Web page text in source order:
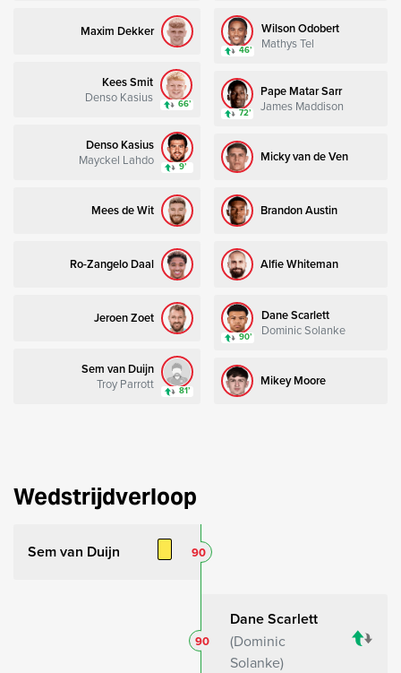
Maxim Dekker
Kees Smit
Denso Kasius 66’
Denso Kasius
Mayckel Lahdo 9’
Mees de Wit
Ro-Zangelo Daal
Jeroen Zoet
Sem van Duijn
Troy Parrott 81’
Wilson Odobert
Mathys Tel
46’
Pape Matar Sarr
James Maddison
72’
Micky van de Ven
Brandon Austin
Alfie Whiteman
Dane Scarlett
Dominic Solanke
90’
Mikey Moore
Wedstrijdverloop
Sem van Duijn 90
Dane Scarlett
Dominic
Solanke
90